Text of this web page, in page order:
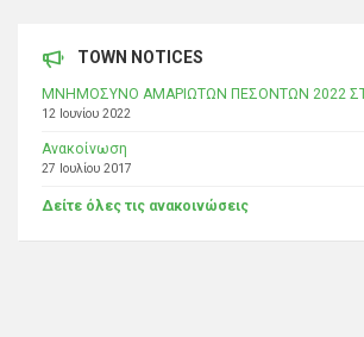
TOWN NOTICES
ΜΝΗΜΟΣΥΝΟ ΑΜΑΡΙΩΤΩΝ ΠΕΣΟΝΤΩΝ 2022
12 Ιουνίου 2022
Ανακοίνωση
27 Ιουλίου 2017
Δείτε όλες τις ανακοινώσεις